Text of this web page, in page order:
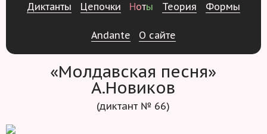
Диктанты Цепочки Ноты Теория Формы
Andante О сайте
«Молдавская песня»
А.Новиков
(диктант № 66)